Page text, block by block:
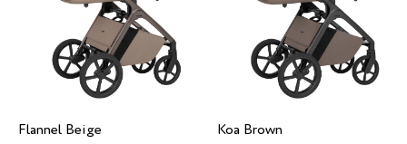
Flannel Beige Koa Brown